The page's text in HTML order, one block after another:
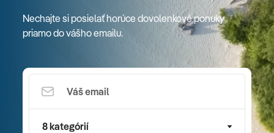
Nechajte si posielať horúce dovolenkové ponuky
priamo do vášho emailu.
8 kategórií